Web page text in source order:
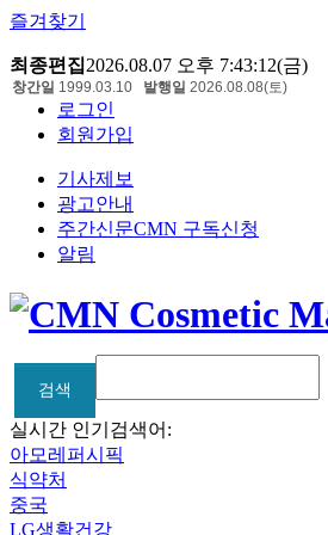
즐겨찾기
최종편집2026.08.07 오후 7:43:12(금)
로그인
회원가입
기사제보
광고안내
주간신문CMN 구독신청
알림
창간일 1999.03.10 발행일 2026.08.08(토)
검색
검색
실시간 인기검색어:
아모레퍼시픽
식약처
중국
LG생활건강